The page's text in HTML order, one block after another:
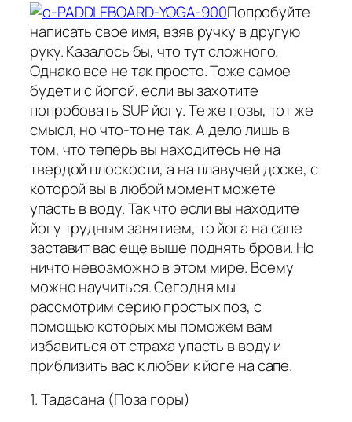
Попробуйте
написать свое имя, взяв ручку в другую
руку. Казалось бы, что тут сложного.
Однако все не так просто. Тоже самое
будет и с йогой, если вы захотите
попробовать SUP йогу. Те же позы, тот же
смысл, но что-то не так. А дело лишь в
том, что теперь вы находитесь не на
твердой плоскости, а на плавучей доске, с
которой вы в любой момент можете
упасть в воду. Так что если вы находите
йогу трудным занятием, то йога на сапе
заставит вас еще выше поднять брови. Но
ничто невозможно в этом мире. Всему
можно научиться. Сегодня мы
рассмотрим серию простых поз, с
помощью которых мы поможем вам
избавиться от страха упасть в воду и
приблизить вас к любви к йоге на сапе.
1. Тадасана (Поза горы)